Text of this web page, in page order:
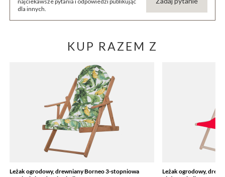
dla innych.
KUP RAZEM Z
Leżak ogrodowy, drewniany Borneo 3-stopniowa
Leżak ogrodowy,